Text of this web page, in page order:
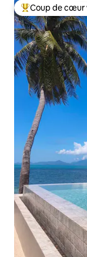
Coups de cœur
Coup de cœur